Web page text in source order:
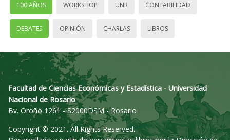
100 AÑOS WORKSHOP UNR CONTABILIDAD
DEBATES OPINIÓN CHARLAS LIBROS
Facultad de Ciencias Económicas y Estadística - Universidad
Nacional de Rosario
Bv. Oroño 1261 - S2000DSM - Rosario
Copyright © 2021. All Rights Reserved.